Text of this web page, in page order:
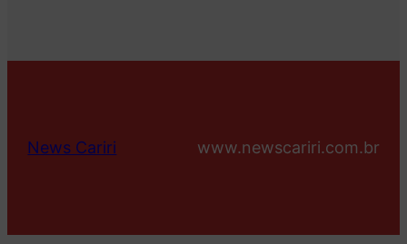
News Cariri www.newscariri.com.br